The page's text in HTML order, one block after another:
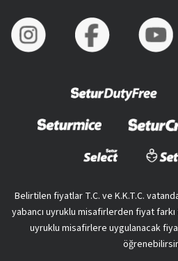
Belirtilen fiyatlar T.C. ve K.K.T.C.
yabancı uyruklu misafirlerden fiyat
uyruklu misafirlere uygulanacak